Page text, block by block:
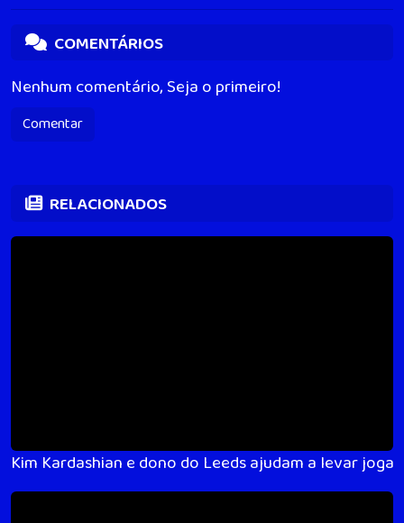
COMENTÁRIOS
Nenhum comentário, Seja o primeiro!
Comentar
RELACIONADOS
Kim Kardashian e dono do Leeds ajudam a levar